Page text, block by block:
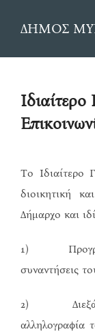
ΔΗΜΟΣ
Το Ιδιαίτερο
διοικητική
Δήμαρχο και
1)
συναντήσεις
2) Διεξάγει
αλληλογραφία